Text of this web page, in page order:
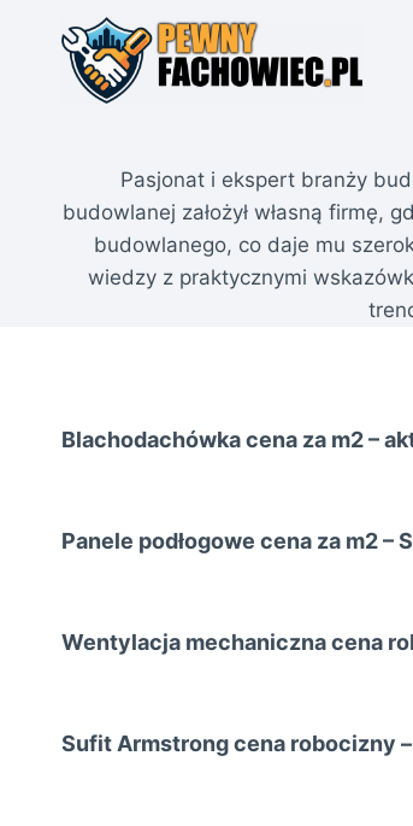
Pasjonat i ekspert branży
budowlanej założył własną
budowlanego, co daje mu
wiedzy z praktycznymi
Blachodachówka cena za m2 –
Panele podłogowe cena za m2
Wentylacja mechaniczna cena
Sufit Armstrong cena robocizny